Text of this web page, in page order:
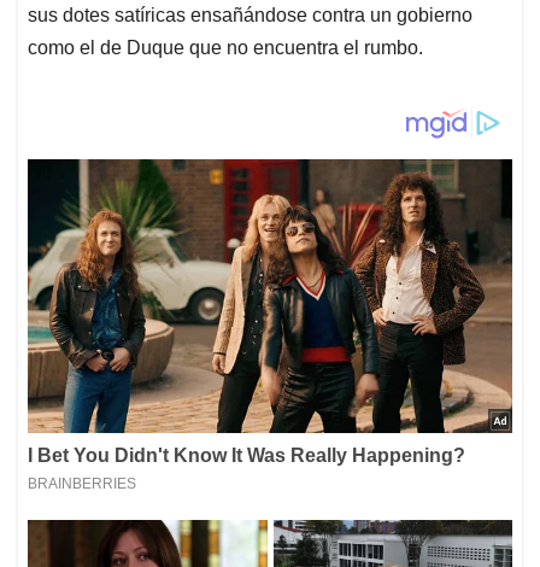
sus dotes satíricas ensañándose contra un gobierno
como el de Duque que no encuentra el rumbo.